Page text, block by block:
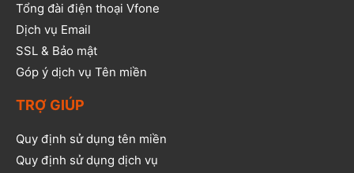
Tổng đài điện thoại Vfone
Dịch vụ Email
SSL & Bảo mật
Góp ý dịch vụ Tên miền
TRỢ GIÚP
Quy định sử dụng tên miền
Quy định sử dụng dịch vụ